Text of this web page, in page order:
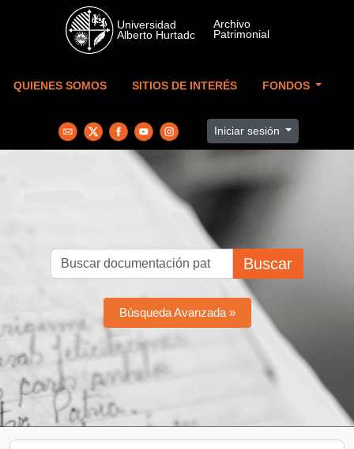
Skip to main content
QUIENES SOMOS SITIOS DE INTERÉS FONDOS
Iniciar sesión
Buscar
Búsqueda Avanzada »